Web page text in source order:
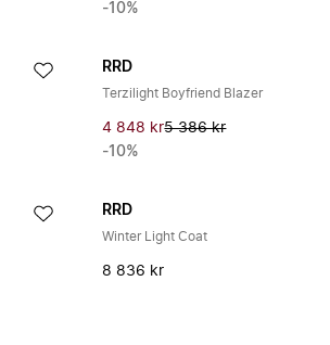
-10%
RRD
Terzilight Boyfriend Blazer
4 848 kr5 386 kr
-10%
RRD
Winter Light Coat
8 836 kr